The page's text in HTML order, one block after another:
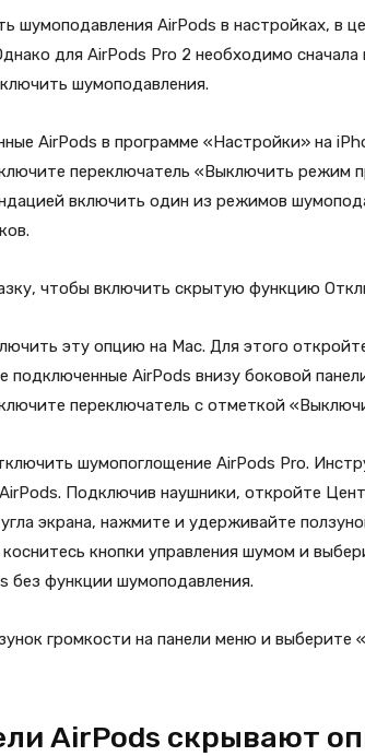
шумоподавления AirPods в настройках, в
для AirPods Pro 2 необходимо
шумоподавления.
AirPods в программе «Настройки» на
переключатель «Выключить режим
включить один из режимов
чтобы включить скрытую функцию
эту опцию на Mac. Для этого
подключенные AirPods внизу боковой
переключатель с отметкой
шумопоглощение AirPods Pro.
Подключив наушники, откройте
угла экрана, нажмите и удерживайте
кнопки управления шумом и
без функции шумоподавления.
громкости на панели меню и выберите
AirPods скрывают